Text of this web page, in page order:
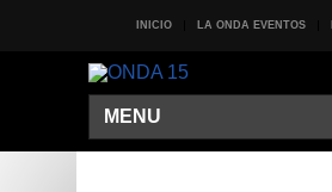
INICIO LA ONDA EVENTOS
MENU